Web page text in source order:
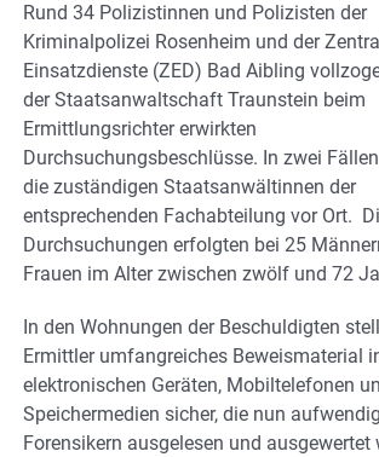
Rund 34 Polizistinnen und Polizisten der
Kriminalpolizei Rosenheim und der
Einsatzdienste (ZED) Bad Aibling
der Staatsanwaltschaft Traunstein beim
Ermittlungsrichter erwirkten
Durchsuchungsbeschlüsse. In zwei
die zuständigen Staatsanwältinnen der
entsprechenden Fachabteilung vor Ort.
Durchsuchungen erfolgten bei 25
Frauen im Alter zwischen zwölf und 72
In den Wohnungen der Beschuldigten
Ermittler umfangreiches Beweismaterial
elektronischen Geräten, Mobiltelefonen
Speichermedien sicher, die nun
Forensikern ausgelesen und ausgewertet